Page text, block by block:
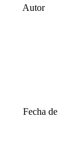
Autor
Fecha de